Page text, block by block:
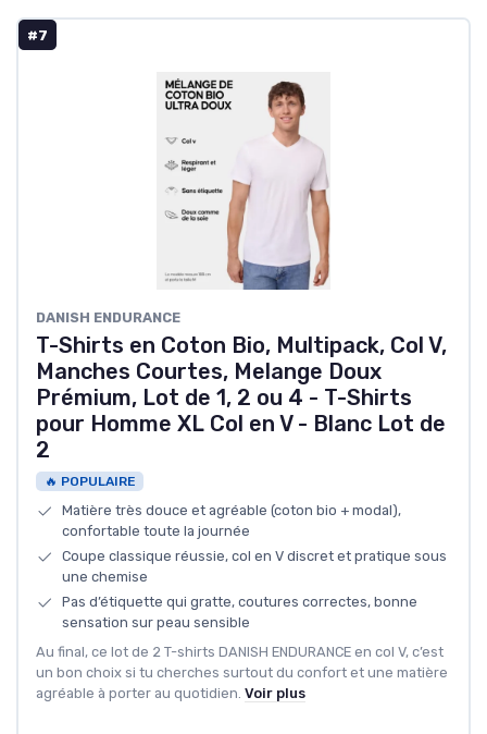
#7
DANISH ENDURANCE
T-Shirts en Coton Bio, Multipack, Col V,
Manches Courtes, Melange Doux
Prémium, Lot de 1, 2 ou 4 - T-Shirts
pour Homme XL Col en V - Blanc Lot de
2
🔥 POPULAIRE
Matière très douce et agréable (coton bio + modal),
confortable toute la journée
Coupe classique réussie, col en V discret et pratique sous
une chemise
Pas d’étiquette qui gratte, coutures correctes, bonne
sensation sur peau sensible
Au final, ce lot de 2 T-shirts DANISH ENDURANCE en col V, c’est
un bon choix si tu cherches surtout du confort et une matière
agréable à porter au quotidien. Voir plus